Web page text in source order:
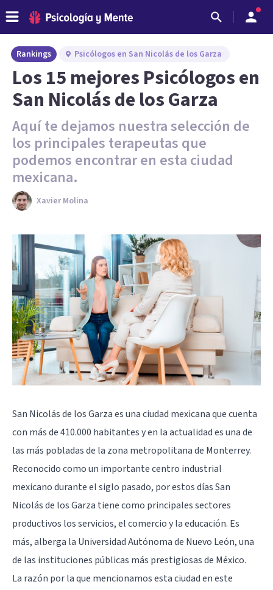
Rankings Psicólogos en San Nicolás de los Garza
Los 15 mejores Psicólogos en
San Nicolás de los Garza
Aquí te dejamos nuestra selección de
los principales terapeutas que
podemos encontrar en esta ciudad
mexicana.
Xavier Molina
San Nicolás de los Garza es una ciudad mexicana que cuenta
con más de 410.000 habitantes y en la actualidad es una de
las más pobladas de la zona metropolitana de Monterrey.
Reconocido como un importante centro industrial
mexicano durante el siglo pasado, por estos días San
Nicolás de los Garza tiene como principales sectores
productivos los servicios, el comercio y la educación. Es
más, alberga la Universidad Autónoma de Nuevo León, una
de las instituciones públicas más prestigiosas de México.
La razón por la que mencionamos esta ciudad en este